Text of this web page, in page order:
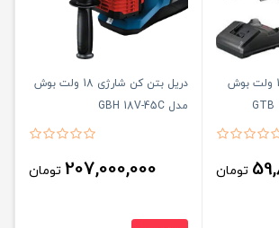
پیچ‌گوشتی شارژی 18 ولت بوش
تومان
دریل بتن کن شارژی 18 ولت بوش
مدل GBH 18V-45C
207,000,000 تومان